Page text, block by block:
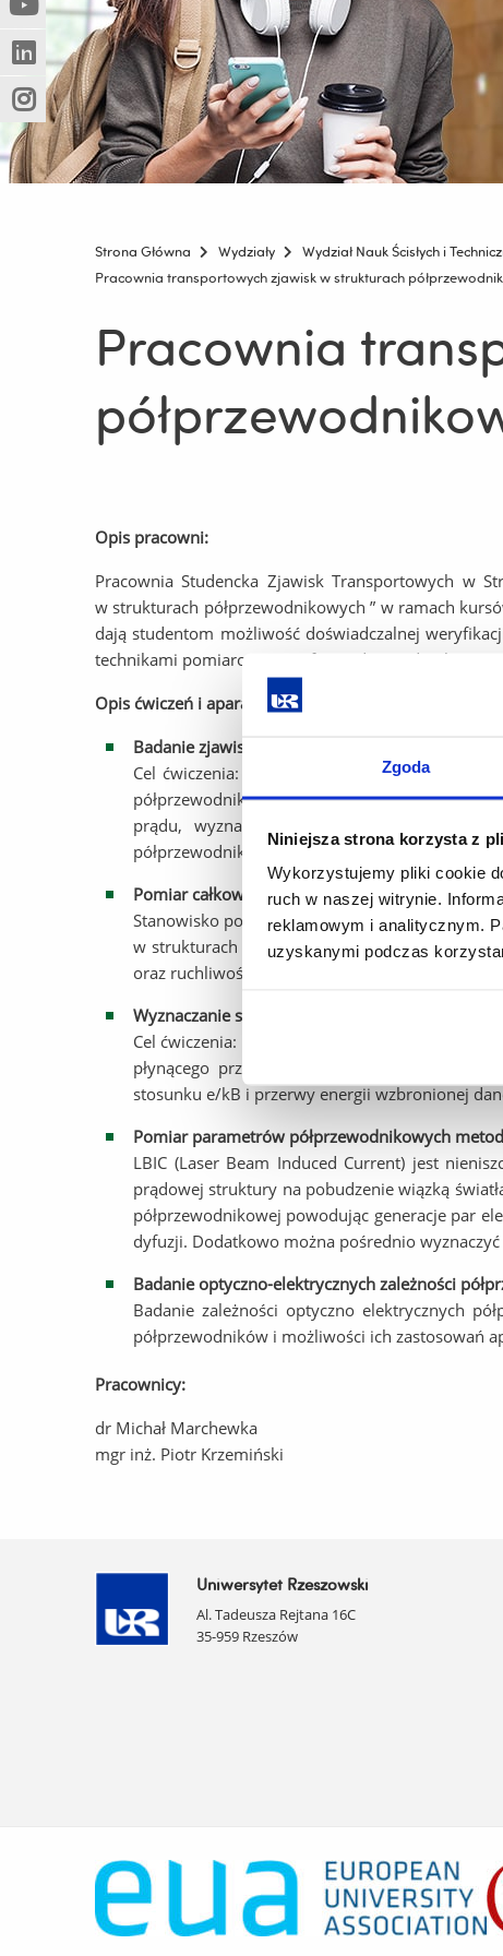
Zgoda
Niniejsza strona korzysta z
Wykorzystujemy pliki cookie
ruch w naszej witrynie.
reklamowym i analitycznym.
uzyskanymi podczas
innej
strony)
(Nowe
okno)
(Link
do
innej
strony)
(Nowe
okno)
(Link
do
innej
strony)
(Nowe
okno)
(Link
do
innej
strony)
Strona Główna Wydziały Wydział Nauk Ścisłych i
Pracownia transportowych zjawisk w strukturach
Pracownia
Opis pracowni:
Pracownia Studencka Zjawisk Transportowych w
w strukturach półprzewodnikowych ” w ramach
dają studentom możliwość doświadczalnej
technikami pomiarowymi w fizyce doświadczalnej.
Opis ćwiczeń i aparatury:
Badanie zjawiska Halla w półprzewodniku
Cel ćwiczenia: Na podstawie danych
półprzewodnika, wyznaczenia stałej Halla dla
prądu, wyznaczenie koncentracji nośników
półprzewodnikowego pod kątem jego własności
Pomiar całkowitego kwantowy efekt Halla oraz
Stanowisko pomiarowe, na którym istnieje
w strukturach dwu wymiarowych (2D). Na
oraz ruchliwość.
Wyznaczanie stosunku e/kB i przerwy
Cel ćwiczenia: zapoznanie się z fizycznymi
płynącego przez złącze od przyłożonego
stosunku e/kB i przerwy energii wzbronionej
Pomiar parametrów półprzewodnikowych
LBIC (Laser Beam Induced Current) jest
prądowej struktury na pobudzenie wiązką
półprzewodnikowej powodując generacje par
dyfuzji. Dodatkowo można pośrednio
Badanie optyczno-elektrycznych zależności
Badanie zależności optyczno elektrycznych
półprzewodników i możliwości ich zastosowań
Pracownicy:
dr Michał Marchewka
mgr inż. Piotr Krzemiński
Uniwersytet Rzeszowski
Al. Tadeusza Rejtana 16C
35-959 Rzeszów